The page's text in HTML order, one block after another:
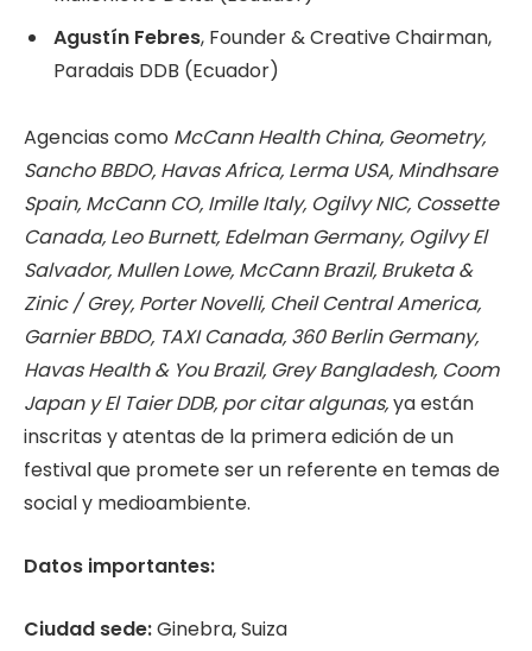
Agustín Febres, Founder & Creative Chairman,
Paradais DDB (Ecuador)
Agencias como McCann Health China, Geometry,
Sancho BBDO, Havas Africa, Lerma USA, Mindhsare
Spain, McCann CO, Imille Italy, Ogilvy NIC, Cossette
Canada, Leo Burnett, Edelman Germany, Ogilvy El
Salvador, Mullen Lowe, McCann Brazil, Bruketa &
Zinic / Grey, Porter Novelli, Cheil Central America,
Garnier BBDO, TAXI Canada, 360 Berlin Germany,
Havas Health & You Brazil, Grey Bangladesh, Coom
Japan y El Taier DDB, por citar algunas,ya están
inscritas y atentas de la primera edición de un
festival que promete ser un referente en temas de
social y medioambiente.
Datos importantes:
Ciudad sede:Ginebra, Suiza